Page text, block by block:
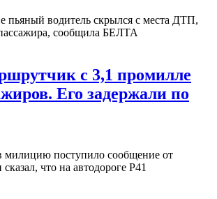
пьяный водитель скрылся с места ДТП,
сообщила БЕЛТА
с 3,1 промилле
Его задержали по
милицию поступило сообщение от
что на автодороге Р41